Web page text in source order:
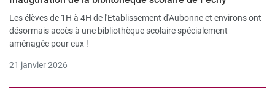
Les élèves de 1H à 4H de l'Etablissement d'Aubonne et environs ont
désormais accès à une bibliothèque scolaire spécialement
aménagée pour eux !
21 janvier 2026